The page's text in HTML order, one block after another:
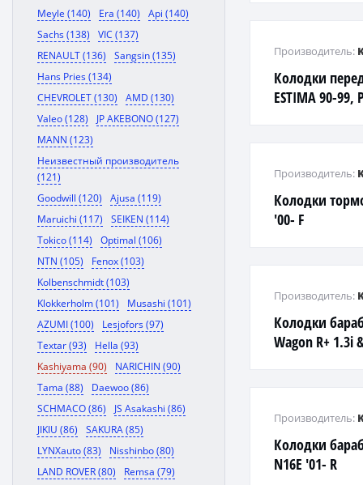
Meyle (140)
Era (140)
Api (140)
Sachs (138)
VIC (137)
RENAULT (136)
Sangsin (135)
Hans Pries (134)
CHEVROLET (130)
AMD (130)
Valeo (128)
JP AKEBONO (127)
MANN (123)
Неизвестный производитель
(121)
Goodwill (120)
Ajusa (119)
Maruichi (117)
SEIKEN (114)
Tokico (114)
Optimal (106)
NTN (105)
Fenox (103)
Kolbenschmidt (103)
Klokkerholm (101)
Musashi (101)
AZUMI (100)
Lesjofors (97)
Textar (93)
Hella (93)
Kashiyama (90)
NARICHIN (90)
Tama (88)
Daewoo (86)
SCHMACO (86)
JS Asakashi (86)
JIKIU (86)
SAKURA (85)
LYNXauto (83)
Nisshinbo (80)
LAND ROVER (80)
Remsa (79)
Колодки
ESTIMA 90-99,
Производитель:
Колодки
'00- F
Производитель:
Колодки
Wagon R+ 1.3i
Производитель:
Колодки
N16E '01- R
Производитель: